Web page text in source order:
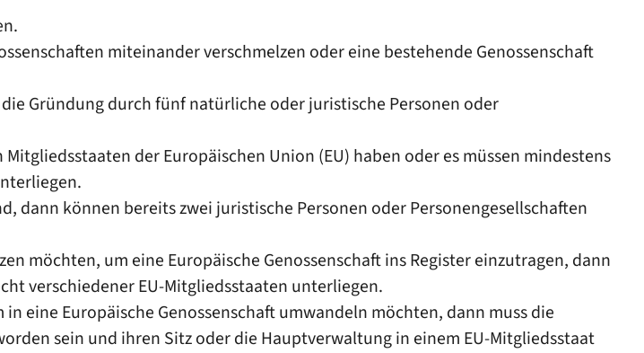
miteinander verschmelzen oder eine bestehende Genossenschaft
Gründung durch fünf natürliche oder juristische Personen oder
der Europäischen Union (EU) haben oder es müssen mindestens
dann können bereits zwei juristische Personen oder Personengesellschaften
möchten, um eine Europäische Genossenschaft ins Register einzutragen, dann
verschiedener EU-Mitgliedsstaaten unterliegen.
eine Europäische Genossenschaft umwandeln möchten, dann muss die
sein und ihren Sitz oder die Hauptverwaltung in einem EU-Mitgliedsstaat